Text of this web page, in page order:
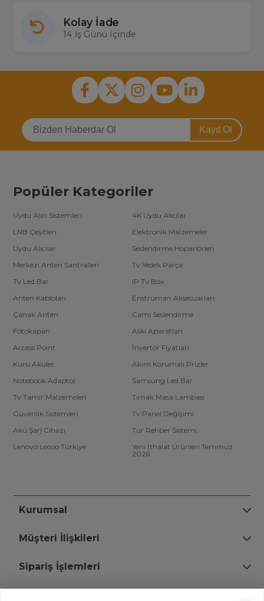
Kolay İade
14 İş Günü İçinde
Kayıt Ol
Popüler Kategoriler
Uydu Alıcı Sistemleri
4K Uydu Alıcılar
LNB Çeşitleri
Elektronik Malzemeler
Uydu Alıcılar
Seslendirme Hoparlörleri
Merkezi Anten Santralleri
Tv Yedek Parça
Tv Led Bar
IP Tv Box
Anten Kabloları
Enstrüman Aksesuarları
Çanak Anten
Cami Seslendirme
Fotokapan
Askı Aparatları
Access Point
İnvertör Fiyatları
Kuru Aküler
Akım Korumalı Prizler
Notebook Adaptör
Samsung Led Bar
Tv Tamir Malzemeleri
Tırnak Masa Lambası
Güvenlik Sistemleri
Tv Panel Değişimi
Akü Şarj Cihazı
Tur Rehber Sistemi
Lenovo Lecoo Türkiye
Yeni İthalat Ürünleri Temmuz
2026
Kurumsal
Müşteri İlişkileri
Sipariş İşlemleri